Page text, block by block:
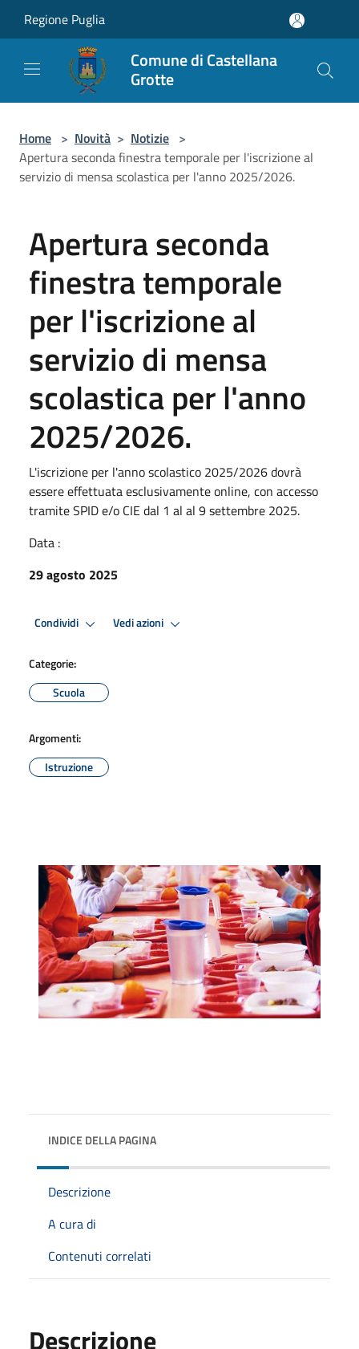
Regione Puglia
Comune di Castellana
Grotte
Home > Novità > Notizie >
Apertura seconda finestra temporale per l'iscrizione al
servizio di mensa scolastica per l'anno 2025/2026.
Apertura seconda
finestra temporale
per l'iscrizione al
servizio di mensa
scolastica per l'anno
2025/2026.
L'iscrizione per l'anno scolastico 2025/2026 dovrà
essere effettuata esclusivamente online, con accesso
tramite SPID e/o CIE dal 1 al al 9 settembre 2025.
Data :
29 agosto 2025
Condividi Vedi azioni
Categorie:
Scuola
Argomenti:
Istruzione
INDICE DELLA PAGINA
Descrizione
A cura di
Contenuti correlati
Descrizione